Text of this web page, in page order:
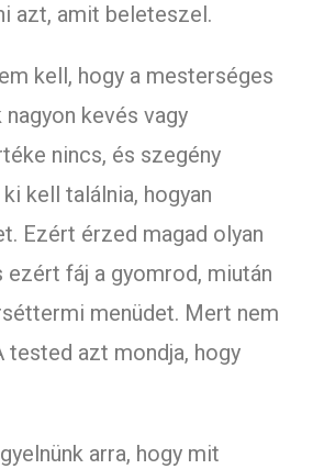
azt, amit beleteszel.
kell, hogy a mesterséges
kevés vagy
nincs, és szegény
kell találnia, hogyan
Ezért érzed magad olyan
ezért fáj a gyomrod, miután
menüdet. Mert nem
tested azt mondja, hogy
arra, hogy mit